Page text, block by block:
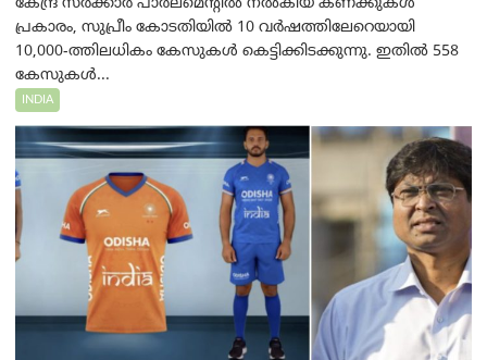
കേന്ദ്ര സർക്കാർ പാർലമെന്റിൽ നൽകിയ കണക്കുകൾ
പ്രകാരം, സുപ്രീം കോടതിയിൽ 10 വർഷത്തിലേറെയായി
10,000-ത്തിലധികം കേസുകൾ കെട്ടിക്കിടക്കുന്നു. ഇതിൽ 558
കേസുകൾ...
INDIA